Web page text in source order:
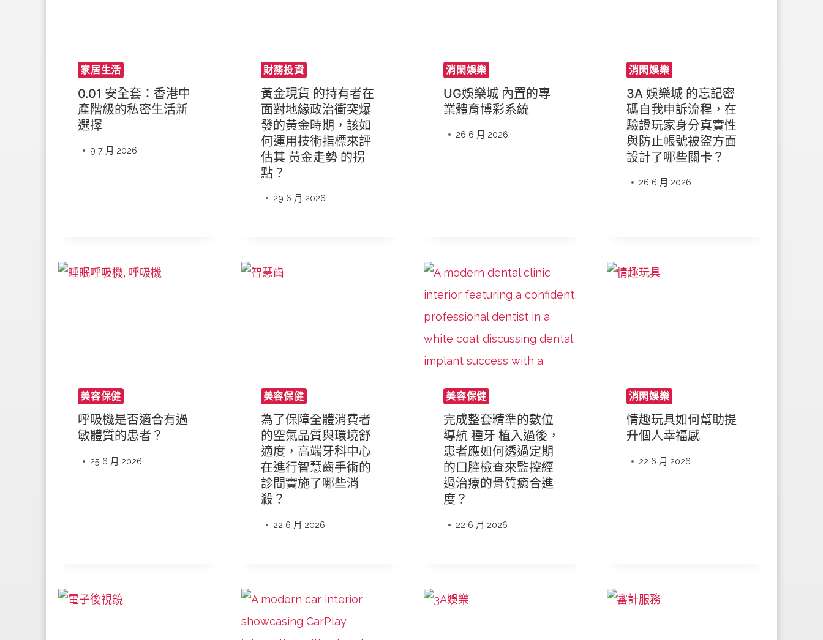
家居生活
0.01 安全套：香港中
產階級的私密生活新
選擇
9 7 月 2026
財務投資
黃金現貨 的持有者在
面對地緣政治衝突爆
發的黃金時期，該如
何運用技術指標來評
估其 黃金走勢 的拐
點？
29 6 月 2026
消閑娛樂
UG娛樂城 內置的專
業體育博彩系統
26 6 月 2026
消閑娛樂
3A 娛樂城 的忘記密
碼自我申訴流程，在
驗證玩家身分真實性
與防止帳號被盜方面
設計了哪些關卡？
26 6 月 2026
美容保健
呼吸機是否適合有過
敏體質的患者？
25 6 月 2026
美容保健
為了保障全體消費者
的空氣品質與環境舒
適度，高端牙科中心
在進行智慧齒手術的
診間實施了哪些消
殺？
22 6 月 2026
美容保健
完成整套精準的數位
導航 種牙 植入過後，
患者應如何透過定期
的口腔檢查來監控經
過治療的骨質癒合進
度？
22 6 月 2026
消閑娛樂
情趣玩具如何幫助提
升個人幸福感
22 6 月 2026